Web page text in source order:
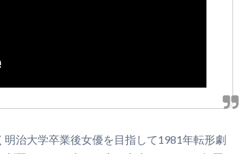
治大学卒業後女優を目指して1981年転形劇